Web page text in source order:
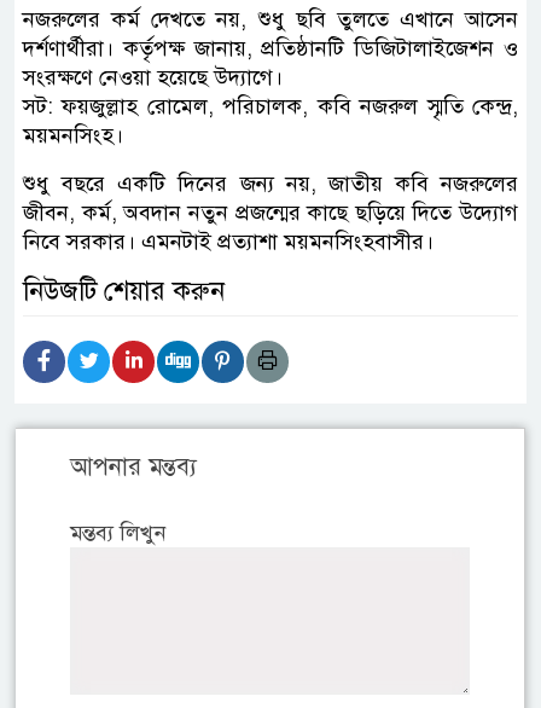
নজরুলের কর্ম দেখতে নয়, শুধু ছবি তুলতে এখানে আসেন
দর্শণার্থীরা। কর্তৃপক্ষ জানায়, প্রতিষ্ঠানটি ডিজিটালাইজেশন ও
সংরক্ষণে নেওয়া হয়েছে উদ্যাগে।
সট: ফয়জুল্লাহ রোমেল, পরিচালক, কবি নজরুল স্মৃতি কেন্দ্র,
ময়মনসিংহ।
শুধু বছরে একটি দিনের জন্য নয়, জাতীয় কবি নজরুলের
জীবন, কর্ম, অবদান নতুন প্রজন্মের কাছে ছড়িয়ে দিতে উদ্যােগ
নিবে সরকার। এমনটাই প্রত্যাশা ময়মনসিংহবাসীর।
নিউজটি শেয়ার করুন
আপনার মন্তব্য
মন্তব্য লিখুন